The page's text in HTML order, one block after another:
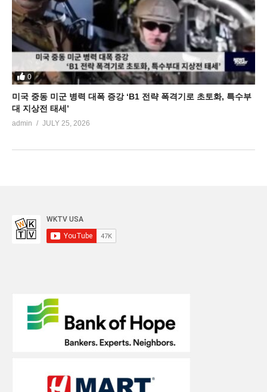
0
미국 중동 미군 병력 대폭 증강 ‘B1 전략 폭격기로 초토화, 특수부
대 지상전 태세’
admin JULY 25, 2026